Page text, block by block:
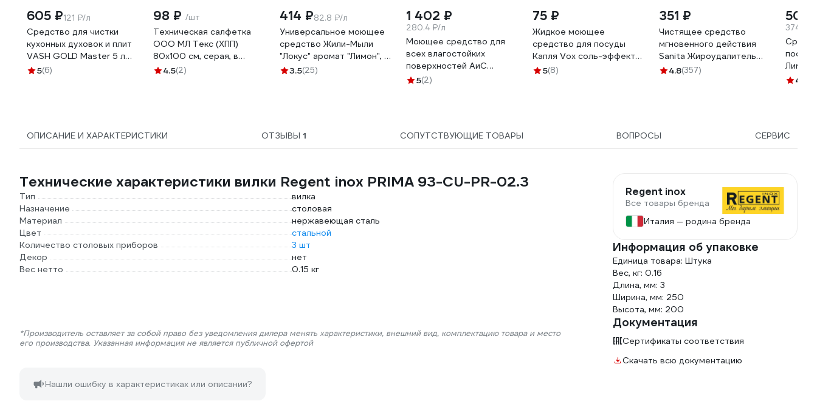
605 ₽121 ₽/л
Средство для чистки
кухонных духовок и плит
VASH GOLD Master 5 л
антижир 307055
5(6)
98 ₽ /шт
Техническая салфетка
ООО МЛ Текс (ХПП)
80x100 см, серая, в
индивидуальном пакете
4.5(2)
414 ₽82.8 ₽/л
Универсальное моющее
средство Жили-Мыли
"Локус" аромат "Лимон", 5
л, ПЭТ 4623721540318
3.5(25)
1 402 ₽
280.4 ₽/л
Моющее средство для
всех влагостойких
поверхностей АиС
BIOSOAP Proffecional /
5(2)
75 ₽
Жидкое моющее
средство для посуды
Капля Vox соль-эффект
лимон, 450г 9080
5(8)
351 ₽
Чистящее средство
мгновенного действия
Sanita Жироудалитель
GOLD 500 мл 22804
4.8(357)
505
374.07
Лимон
4.9
ОПИСАНИЕ И ХАРАКТЕРИСТИКИ ОТЗЫВЫ 1 СОПУТСТВУЮЩИЕ ТОВАРЫ ВОПРОСЫ СЕРВИС
Технические характеристики вилки Regent inox PRIMA 93-CU-PR-02.3
Тип
вилка
Назначение
столовая
Материал
нержавеющая сталь
Цвет
стальной
Количество столовых приборов
3 шт
Декор
нет
Вес нетто
0.15 кг
*Производитель оставляет за собой право без уведомления дилера менять характеристики, внешний вид, комплектацию товара и место
его производства. Указанная информация не является публичной офертой
Нашли ошибку в характеристиках или описании?
Regent inox
Все товары бренда
Италия — родина бренда
Информация об упаковке
Единица товара: Штука
Вес, кг: 0.16
Длина, мм: 3
Ширина, мм: 250
Высота, мм: 200
Документация
Сертификаты соответствия
Скачать всю документацию